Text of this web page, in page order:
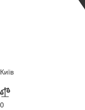
Київ
0